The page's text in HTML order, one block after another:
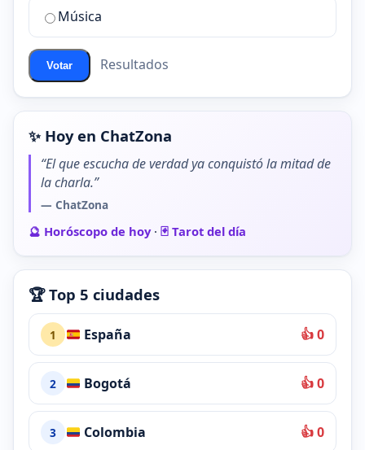
ChatZona?
Música
Votar Resultados
✨ Hoy en ChatZona
“El que escucha de verdad ya conquistó la mitad de
la charla.”
— ChatZona
🔮 Horóscopo de hoy· 🃏 Tarot del día
🏆 Top 5 ciudades
1 España 👍 0
2 Bogotá 👍 0
3 Colombia 👍 0